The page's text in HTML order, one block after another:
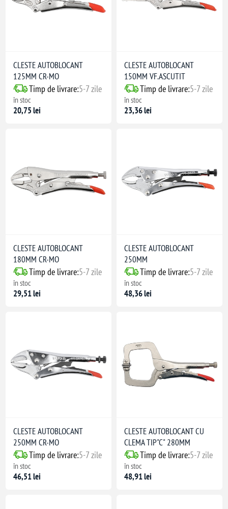
CLESTE AUTOBLOCANT
125MM CR-MO
Timp de livrare:5-7 zile
în stoc
20,75 lei
CLESTE AUTOBLOCANT
150MM VF.ASCUTIT
Timp de livrare:5-7 zile
în stoc
23,36 lei
CLESTE AUTOBLOCANT
180MM CR-MO
Timp de livrare:5-7 zile
în stoc
29,51 lei
CLESTE AUTOBLOCANT
250MM
Timp de livrare:5-7 zile
în stoc
48,36 lei
CLESTE AUTOBLOCANT
250MM CR-MO
Timp de livrare:5-7 zile
în stoc
46,51 lei
CLESTE AUTOBLOCANT CU
CLEMA TIP"C" 280MM
Timp de livrare:5-7 zile
în stoc
48,91 lei